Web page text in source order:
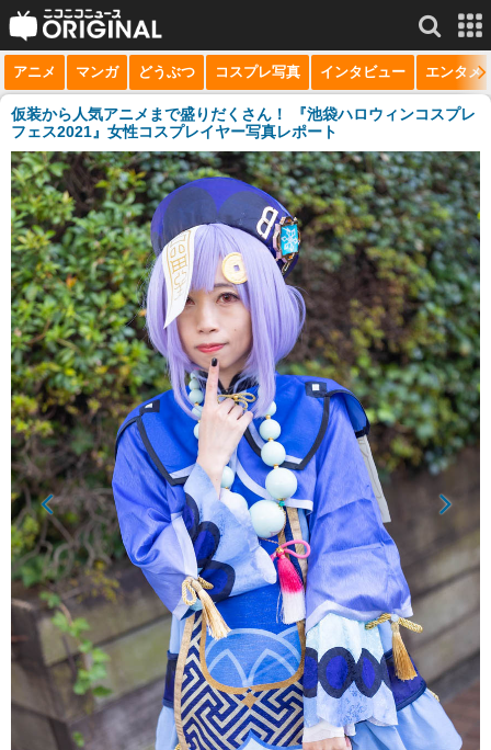
サービス一覧 もっと見る
niconico
動画
生放送
ニュース
チャンネル
マンガ
ニコニコQ
アニメ マンガ どうぶつ コスプレ写真 インタビュー エンタメ
仮装から人気アニメまで盛りだくさん！ 『池袋ハロウィンコスプレ
フェス2021』女性コスプレイヤー写真レポート